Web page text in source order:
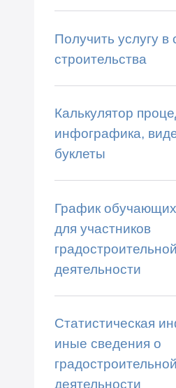
Получить услугу
строительства
Калькулятор
инфографика,
буклеты
График
для участников
градостроительной
деятельности
Статистическая
иные сведения о
градостроительной
деятельности